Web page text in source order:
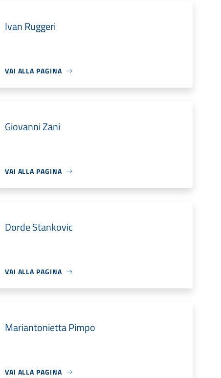
Ivan Ruggeri
VAI ALLA PAGINA
Giovanni Zani
VAI ALLA PAGINA
Dorde Stankovic
VAI ALLA PAGINA
Mariantonietta Pimpo
VAI ALLA PAGINA